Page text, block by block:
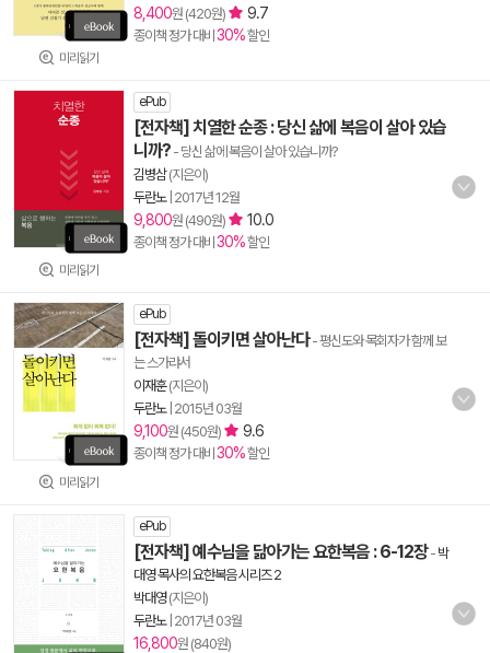
미리읽기
8,400원 (420원) 9.7
종이책 정가 대비 30%할인
미리읽기
ePub
[전자책] 치열한 순종 : 당신 삶에 복음이 살아 있습
니까? - 당신 삶에 복음이 살아 있습니까?
김병삼(지은이)
두란노| 2017년 12월
9,800원 (490원) 10.0
종이책 정가 대비 30%할인
미리읽기
ePub
[전자책] 돌이키면 살아난다- 평신도와 목회자가 함께 보
는 스가랴서
이재훈(지은이)
두란노| 2015년 03월
9,100원 (450원) 9.6
종이책 정가 대비 30%할인
ePub
[전자책] 예수님을 닮아가는 요한복음 : 6-12장- 박
대영 목사의 요한복음 시리즈 2
박대영(지은이)
두란노| 2017년 03월
16,800원 (840원)